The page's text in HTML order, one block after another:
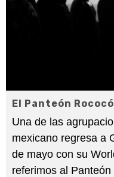
El Panteón
Una de las
mexicano regresa a
de mayo con su
referimos al